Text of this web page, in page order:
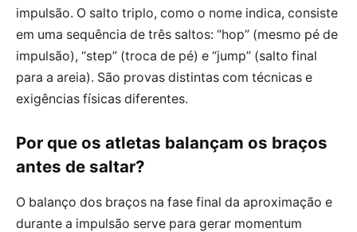
impulsão. O salto triplo, como o nome indica, consiste
em uma sequência de três saltos: “hop” (mesmo pé de
impulsão), “step” (troca de pé) e “jump” (salto final
para a areia). São provas distintas com técnicas e
exigências físicas diferentes.
Por que os atletas balançam os braços
antes de saltar?
O balanço dos braços na fase final da aproximação e
durante a impulsão serve para gerar momentum